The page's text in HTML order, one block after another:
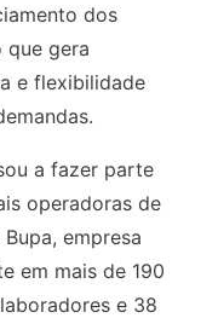
dos
que gera
e flexibilidade
a fazer parte
operadoras de
empresa
em mais de 190
e 38